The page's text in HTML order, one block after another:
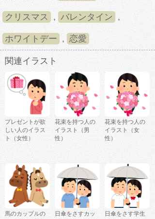
クリスマス , バレンタイン ,
ホワイトデー , 恋愛
関連イラスト
プレゼントが欲
しい人のイラス
ト（女性）
花束を持つ人の
イラスト（男
性）
花束を持つ人の
イラスト（女
性）
馬のカップルの
日傘をさすカッ
日傘をさす学生